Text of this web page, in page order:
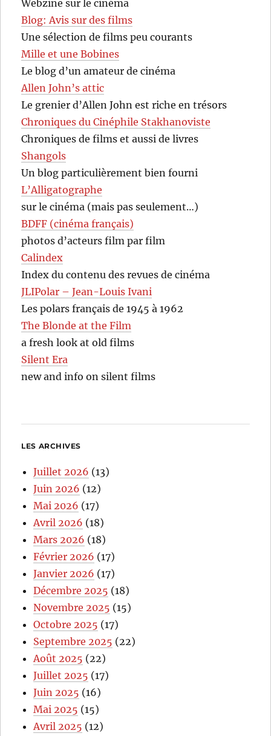
Webzine sur le cinéma
Blog: Avis sur des films
Une sélection de films peu courants
Mille et une Bobines
Le blog d’un amateur de cinéma
Allen John’s attic
Le grenier d’Allen John est riche en trésors
Chroniques du Cinéphile Stakhanoviste
Chroniques de films et aussi de livres
Shangols
Un blog particulièrement bien fourni
L’Alligatographe
sur le cinéma (mais pas seulement…)
BDFF (cinéma français)
photos d’acteurs film par film
Calindex
Index du contenu des revues de cinéma
JLIPolar – Jean-Louis Ivani
Les polars français de 1945 à 1962
The Blonde at the Film
a fresh look at old films
Silent Era
new and info on silent films
LES ARCHIVES
Juillet 2026 (13)
Juin 2026 (12)
Mai 2026 (17)
Avril 2026 (18)
Mars 2026 (18)
Février 2026 (17)
Janvier 2026 (17)
Décembre 2025 (18)
Novembre 2025 (15)
Octobre 2025 (17)
Septembre 2025 (22)
Août 2025 (22)
Juillet 2025 (17)
Juin 2025 (16)
Mai 2025 (15)
Avril 2025 (12)